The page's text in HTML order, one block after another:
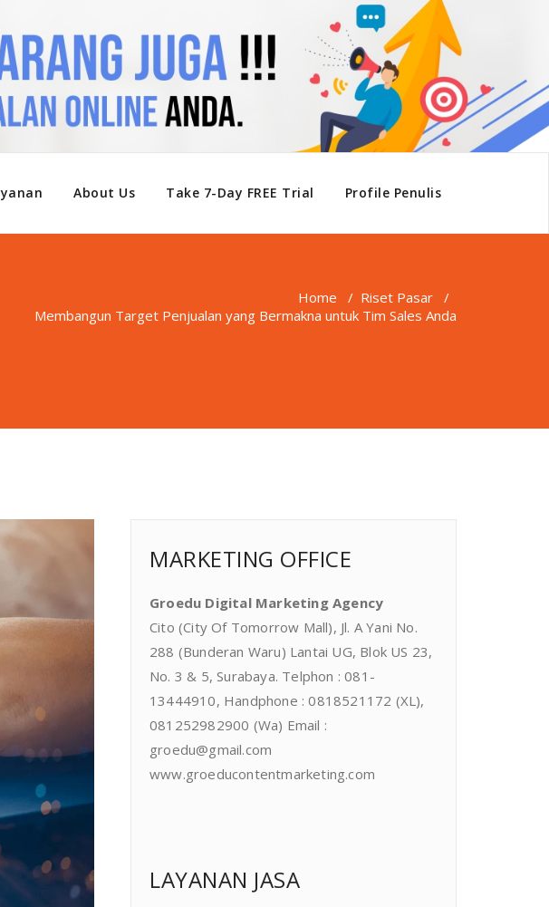
About Us Take 7-Day FREE Trial Profile Penulis
Home / Riset Pasar /
Membangun Target Penjualan yang Bermakna untuk Tim Sales Anda
MARKETING OFFICE
Groedu Digital Marketing Agency
Cito (City Of Tomorrow Mall), Jl. A Yani No.
288 (Bunderan Waru) Lantai UG, Blok US 23,
No. 3 & 5, Surabaya. Telphon : 081-
13444910, Handphone : 0818521172 (XL),
081252982900 (Wa) Email :
groedu@gmail.com
www.groeducontentmarketing.com
LAYANAN JASA